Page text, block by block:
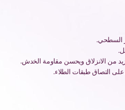
السطحي.
من الانزلاق ويحسن مقاومة الخدش.
التصاق طبقات الطلاء.